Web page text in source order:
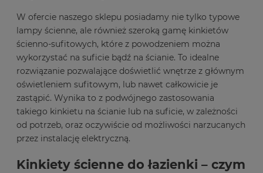
W ofercie naszego sklepu posiadamy nie tylko typowe
lampy ścienne, ale również szeroką gamę kinkietów
ścienno-sufitowych, które z powodzeniem można
wykorzystać na suficie bądź na ścianie. To idealne
rozwiązanie pozwalające doświetlić wnętrze z głównym
oświetleniem sufitowym, lub nawet całkowicie je
zastąpić. Wynika to z podwójnego zastosowania
takiego kinkietu na ścianie lub na suficie, w zależności
od potrzeb, oraz oczywiście od możliwości narzucanych
przez instalację elektryczną.
Kinkiety ścienne do łazienki – czym